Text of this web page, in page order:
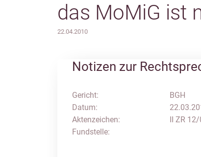
das MoMiG ist
22.04.2010
Notizen zur
Gericht:
Datum:
Aktenzeichen:
Fundstelle:
BGH
II ZR 12/